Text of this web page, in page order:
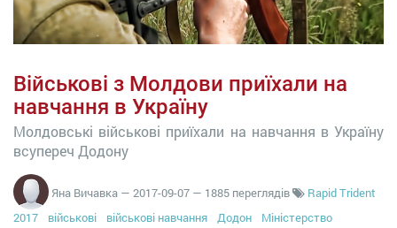
Військові з Молдови приїхали на
навчання в Україну
Молдовські військові приїхали на навчання в Україну
всупереч Додону
Яна Вичавка — 2017-09-07 — 1885 переглядів
Rapid Trident
2017
військові військові навчання Додон
Міністерство